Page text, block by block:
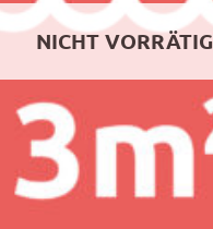
NICHT VORRÄTIG